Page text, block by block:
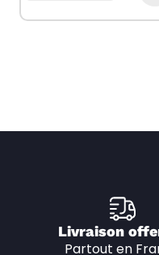
Livraison
Partout en